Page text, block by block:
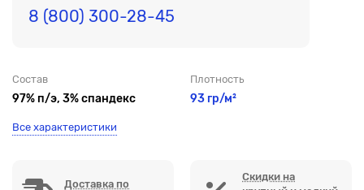
8 (800) 300-28-45
Состав
97% п/э, 3% спандекс
Плотность
93 гр/м²
Все характеристики
Доставка по
Скидки на